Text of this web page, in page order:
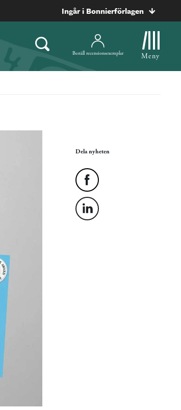
Ingår i Bonnierförlagen
Beställ recensionsexemplar Meny
Dela nyheten